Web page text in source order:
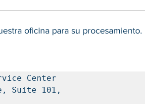
oficina para su procesamiento.
Center
Suite 101,